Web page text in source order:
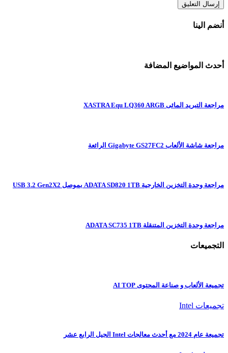
أنضم الينا
أحدث المواضيع المضافة
مراجعة التبريد المائى XASTRA Equ LQ360 ARGB
مراجعة شاشة الألعاب Gigabyte GS27FC2 الرائعة
مراجعة وحدة التخزين الخارجية ADATA SD820 1TB بموصل USB 3.2 Gen2X2
مراجعة وحدة التخزين المتنقلة ADATA SC735 1TB
التجميعات
تجميعة الألعاب و صناعة المحتوى AI TOP
تجميعات Intel
تجميعة عام 2024 مع أحدث معالجات Intel الجيل الرابع عشر